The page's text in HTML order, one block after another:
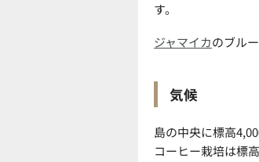
す。
ジャマイカのブル
気候
島の中央に標高
コーヒー栽培は標